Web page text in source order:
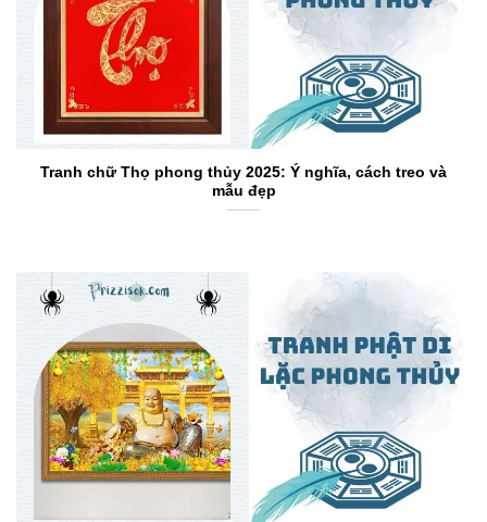
Tranh chữ Thọ phong thủy 2025: Ý nghĩa, cách treo và
mẫu đẹp